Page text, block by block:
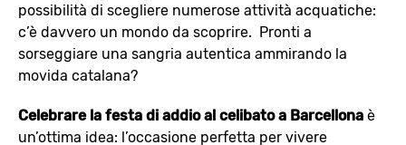
possibilità di scegliere numerose attività acquatiche:
c’è davvero un mondo da scoprire. Pronti a
sorseggiare una sangria autentica ammirando la
movida catalana?
Celebrare la festa di addio al celibato a Barcellona è
un’ottima idea: l’occasione perfetta per vivere